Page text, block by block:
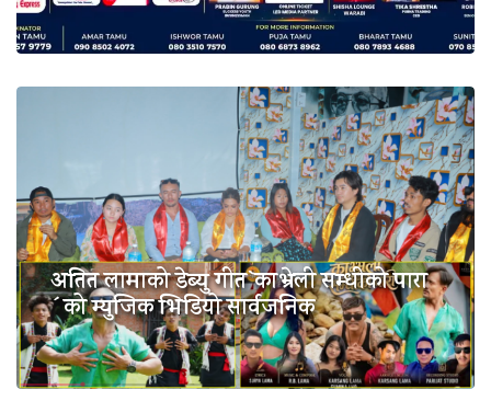
अतित लामाको डेब्यु गीत`काभ्रेली सम्धीको पारा
´को म्युजिक भिडियो सार्वजनिक